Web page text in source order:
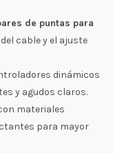
de puntas para
cable y el ajuste
dinámicos
y agudos claros.
materiales
para mayor